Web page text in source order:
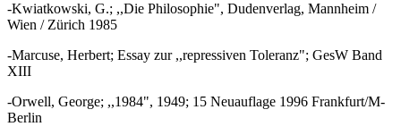
-Kwiatkowski, G.; ,,Die Philosophie", Dudenverlag, Mannheim /
Wien / Zürich 1985
-Marcuse, Herbert; Essay zur ,,repressiven Toleranz"; GesW Band
XIII
-Orwell, George; ,,1984", 1949; 15 Neuauflage 1996 Frankfurt/M-
Berlin